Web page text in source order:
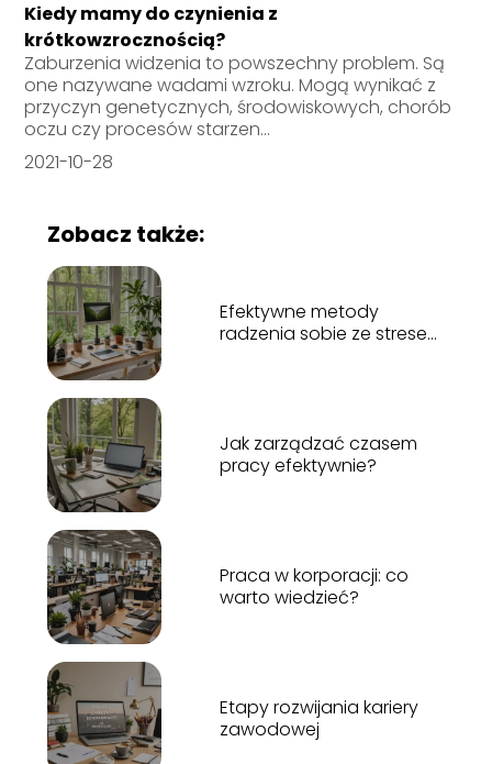
Kiedy mamy do czynienia z
krótkowzrocznością?
Zaburzenia widzenia to powszechny problem. Są
one nazywane wadami wzroku. Mogą wynikać z
przyczyn genetycznych, środowiskowych, chorób
oczu czy procesów starzen...
2021-10-28
Zobacz także:
Efektywne metody
radzenia sobie ze stresem
Jak zarządzać czasem
pracy efektywnie?
Praca w korporacji: co
warto wiedzieć?
Etapy rozwijania kariery
zawodowej